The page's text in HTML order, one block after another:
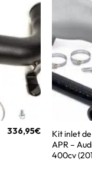
336,95€
Kit inlet
APR –
400cv